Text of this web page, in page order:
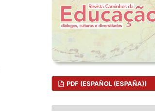
PDF (ESPAÑOL (ESPAÑA))